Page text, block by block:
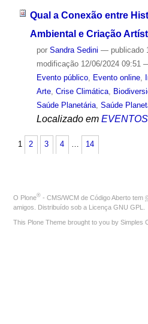
Qual a Conexão entre
Ambiental e Criação
por Sandra Sedini — publicado
modificação12/06/2024 09:51
Evento público, Evento online,
Arte, Crise Climática,
Saúde Planetária, Saúde
Localizado em EVENTOS
1 2 3 4 … 14
O Plone® - CMS/WCM de Código Aberto tem
amigos. Distribuído sob a Licença GNU GPL
This Plone Theme brought to you by Simples